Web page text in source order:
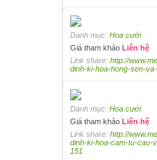
Danh mục: Hoa cưới
Giá tham khảo Liên hệ
Link share: http://
dinh-ki-hoa-hong-sen-
Danh mục: Hoa cưới
Giá tham khảo Liên hệ
Link share: http://
dinh-ki-hoa-cam-tu-cau-
151